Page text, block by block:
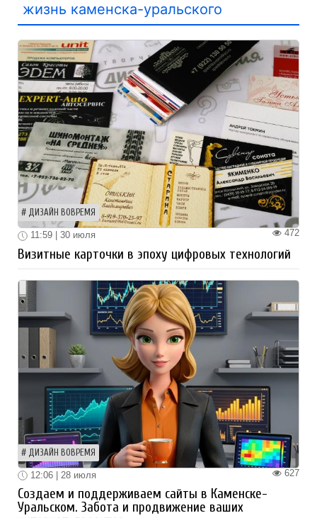
жизнь каменска-уральского
ДИЗАЙН ВОВРЕМЯ
472
11:59 | 30 июля
Визитные карточки в эпоху цифровых технологий
ДИЗАЙН ВОВРЕМЯ
627
12:06 | 28 июля
Создаем и поддерживаем сайты в Каменске-
Уральском. Забота и продвижение ваших